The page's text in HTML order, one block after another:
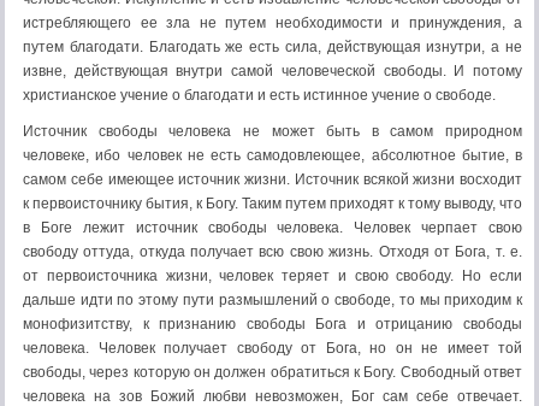
истребляющего ее зла не путем необходимости и принуждения, а
путем благодати. Благодать же есть сила, действующая изнутри, а не
извне, действующая внутри самой человеческой свободы. И потому
христианское учение о благодати и есть истинное учение о свободе.
Источник свободы человека не может быть в самом природном
человеке, ибо человек не есть самодовлеющее, абсолютное бытие, в
самом себе имеющее источник жизни. Источник всякой жизни восходит
к первоисточнику бытия, к Богу. Таким путем приходят к тому выводу, что
в Боге лежит источник свободы человека. Человек черпает свою
свободу оттуда, откуда получает всю свою жизнь. Отходя от Бога, т. е.
от первоисточника жизни, человек теряет и свою свободу. Но если
дальше идти по этому пути размышлений о свободе, то мы приходим к
монофизитству, к признанию свободы Бога и отрицанию свободы
человека. Человек получает свободу от Бога, но он не имеет той
свободы, через которую он должен обратиться к Богу. Свободный ответ
человека на зов Божий любви невозможен, Бог сам себе отвечает.